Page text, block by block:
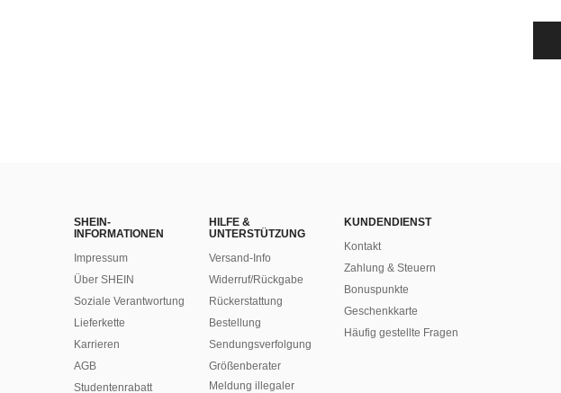
SHEIN-
INFORMATIONEN
Impressum
Über SHEIN
Soziale Verantwortung
Lieferkette
Karrieren
AGB
Studentenrabatt
HILFE &
UNTERSTÜTZUNG
Versand-Info
Widerruf/Rückgabe
Rückerstattung
Bestellung
Sendungsverfolgung
Größenberater
Meldung illegaler
KUNDENDIENST
Kontakt
Zahlung & Steuern
Bonuspunkte
Geschenkkarte
Häufig gestellte Fragen